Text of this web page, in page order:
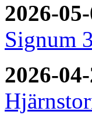
2026-
Signum 3
2026-